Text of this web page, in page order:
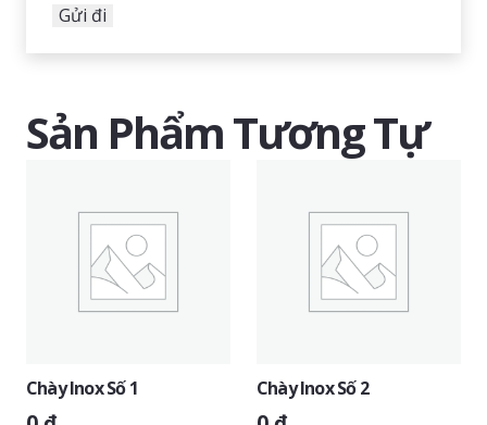
Sản Phẩm Tương Tự
Chày Inox Số 1 Chày Inox Số 2